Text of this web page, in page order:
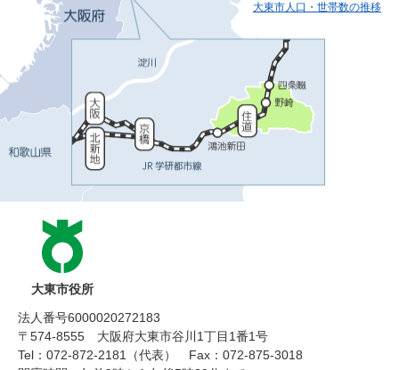
大東市人口・世帯数の推移
大東市役所
法人番号6000020272183
〒574-8555 大阪府大東市谷川1丁目1番1号
Tel：072-872-2181（代表）
Fax：072-875-3018